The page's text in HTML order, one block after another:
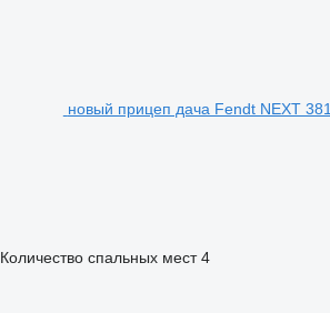
новый прицеп дача Fendt NEXT 381
Количество спальных мест 4